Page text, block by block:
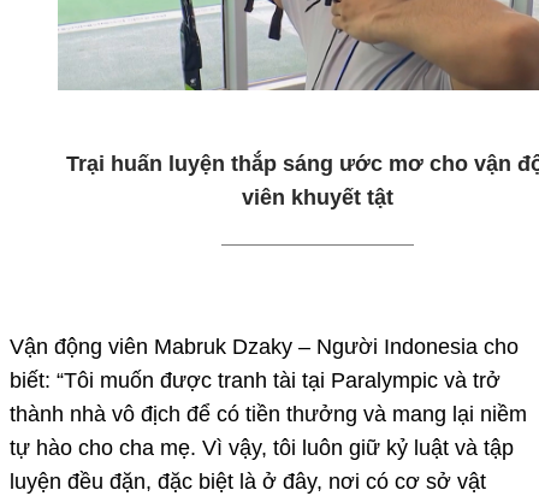
Trại huấn luyện thắp sáng ước mơ cho vận
viên khuyết tật
Vận động viên Mabruk Dzaky – Người Indonesia cho
biết: “Tôi muốn được tranh tài tại Paralympic và trở
thành nhà vô địch để có tiền thưởng và mang lại niềm
tự hào cho cha mẹ. Vì vậy, tôi luôn giữ kỷ luật và tập
luyện đều đặn, đặc biệt là ở đây, nơi có cơ sở vật